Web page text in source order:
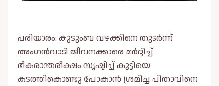
പരിയാരം: കുടുംബ വഴക്കിനെ തുടർന്ന്
അംഗൻവാടി ജീവനക്കാരെ മർദ്ദിച്ച്‌
ഭീകരാന്തരീക്ഷം സൃഷ്ടിച്ച്‌ കുട്ടിയെ
കടത്തികൊണ്ടു പോകാൻ ശ്രമിച്ച പിതാവിനെ